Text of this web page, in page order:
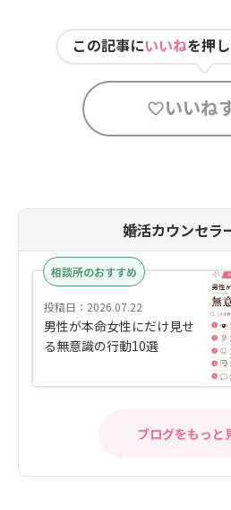
この記事にいいねを押
いいね
婚活カウンセラ
相談所のおすすめ
投稿日：2026.07.22
男性が本命女性にだけ見せ
る無意識の行動10選
ブログをもっと